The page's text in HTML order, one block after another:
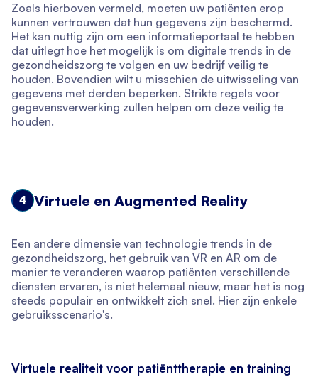
Zoals hierboven vermeld, moeten uw patiënten erop
kunnen vertrouwen dat hun gegevens zijn beschermd.
Het kan nuttig zijn om een informatieportaal te hebben
dat uitlegt hoe het mogelijk is om digitale trends in de
gezondheidszorg te volgen en uw bedrijf veilig te
houden. Bovendien wilt u misschien de uitwisseling van
gegevens met derden beperken. Strikte regels voor
gegevensverwerking zullen helpen om deze veilig te
houden.
4 Virtuele en Augmented Reality
Een andere dimensie van technologie trends in de
gezondheidszorg, het gebruik van VR en AR om de
manier te veranderen waarop patiënten verschillende
diensten ervaren, is niet helemaal nieuw, maar het is nog
steeds populair en ontwikkelt zich snel. Hier zijn enkele
gebruiksscenario's.
Virtuele realiteit voor patiënttherapie en training